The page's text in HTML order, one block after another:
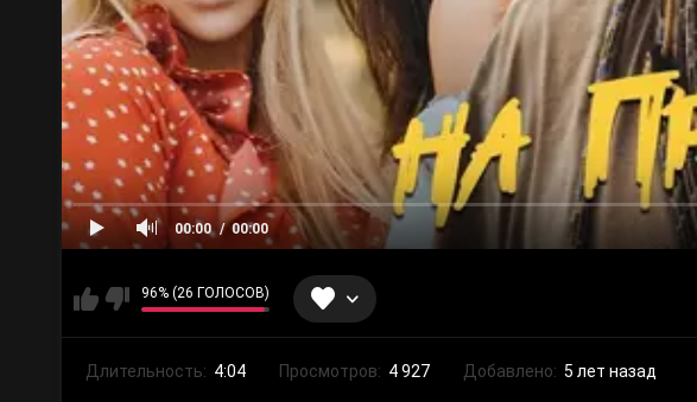
00:00 00:00
96% (26 ГОЛОСОВ)
Длительность: 4:04 Просмотров: 4 927 Добавлено: 5 лет назад